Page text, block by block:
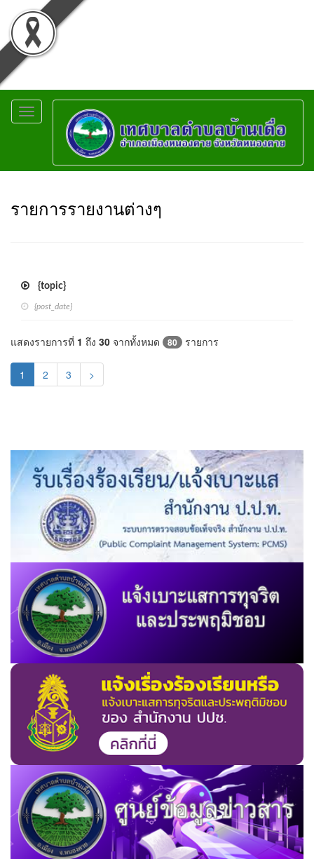
Toggle
navigation
รายการรายงานต่างๆ
{topic}
{post_date}
แสดงรายการที่ 1 ถึง 30 จากทั้งหมด 80 รายการ
1 (current)
2 3 >